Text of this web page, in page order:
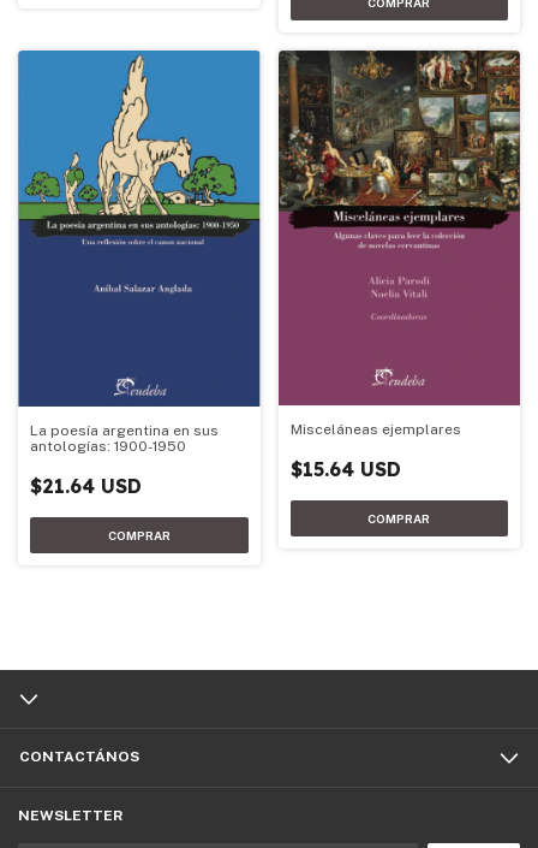
La poesía argentina en sus
antologías: 1900-1950
$21.64 USD
Misceláneas ejemplares
$15.64 USD
CONTACTÁNOS
NEWSLETTER